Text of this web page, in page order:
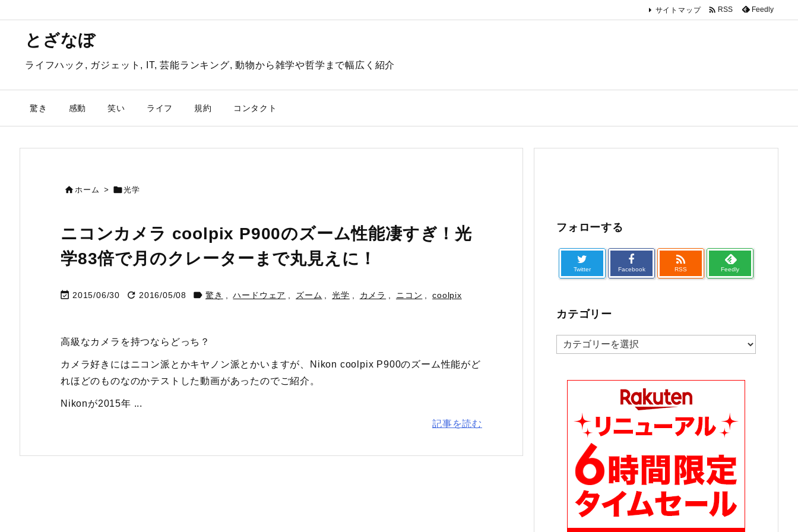
とざなぼ
ライフハック, ガジェット, IT, 芸能ランキング, 動物から雑学や哲学まで幅広く紹介
驚き 感動 笑い ライフ 規約 コンタクト
サイトマップ  RSS Feedly
ホーム > 光学
ニコンカメラ coolpix P900のズーム性能凄すぎ！光
学83倍で月のクレーターまで丸見えに！
 2015/06/30  2016/05/08  驚き ハードウェア ズーム 光学 カメラ ニコン coolpix
高級なカメラを持つならどっち？
カメラ好きにはニコン派とかキヤノン派とかいますが、Nikon coolpix P900のズーム性能がど
れほどのものなのかテストした動画があったのでご紹介。
Nikonが2015年 ...
記事を読む
フォローする
Twitter Facebook

RSS Feedly
カテゴリー
カ